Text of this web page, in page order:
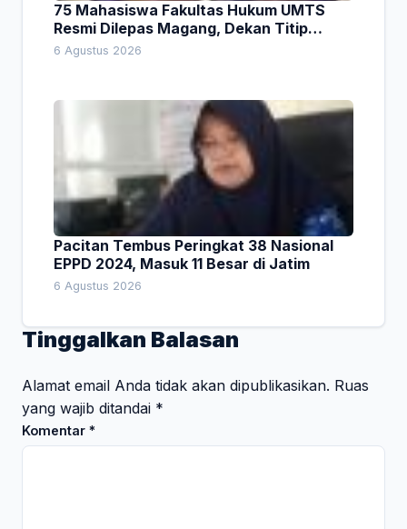
75 Mahasiswa Fakultas Hukum UMTS
Resmi Dilepas Magang, Dekan Titip
Empat Pesan Penting
6 Agustus 2026
Pacitan Tembus Peringkat 38 Nasional
EPPD 2024, Masuk 11 Besar di Jatim
6 Agustus 2026
Tinggalkan Balasan
Alamat email Anda tidak akan dipublikasikan. Ruas
yang wajib ditandai *
Komentar *